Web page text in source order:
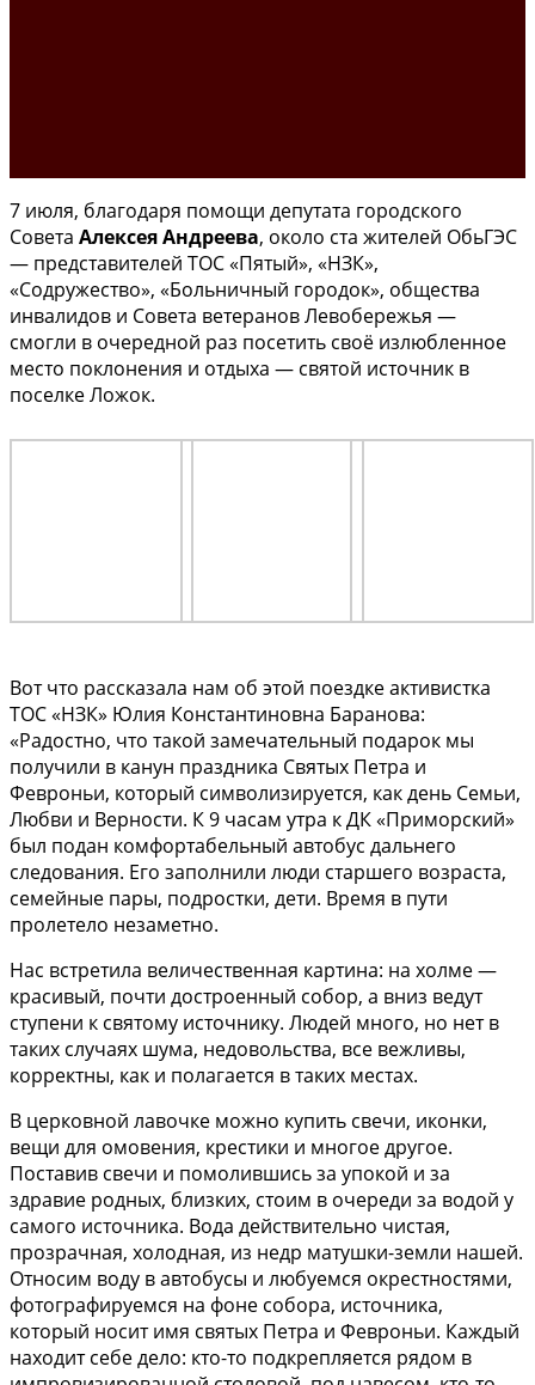
7 июля, благодаря помощи депутата городского
Совета Алексея Андреева, около ста жителей ОбьГЭС
— представителей ТОС «Пятый», «НЗК»,
«Содружество», «Больничный городок», общества
инвалидов и Совета ветеранов Левобережья —
смогли в очередной раз посетить своё излюбленное
место поклонения и отдыха — святой источник в
поселке Ложок.
Вот что рассказала нам об этой поездке активистка
ТОС «НЗК» Юлия Константиновна Баранова:
«Радостно, что такой замечательный подарок мы
получили в канун праздника Святых Петра и
Февроньи, который символизируется, как день Семьи,
Любви и Верности. К 9 часам утра к ДК «Приморский»
был подан комфортабельный автобус дальнего
следования. Его заполнили люди старшего возраста,
семейные пары, подростки, дети. Время в пути
пролетело незаметно.
Нас встретила величественная картина: на холме —
красивый, почти достроенный собор, а вниз ведут
ступени к святому источнику. Людей много, но нет в
таких случаях шума, недовольства, все вежливы,
корректны, как и полагается в таких местах.
В церковной лавочке можно купить свечи, иконки,
вещи для омовения, крестики и многое другое.
Поставив свечи и помолившись за упокой и за
здравие родных, близких, стоим в очереди за водой у
самого источника. Вода действительно чистая,
прозрачная, холодная, из недр матушки-земли нашей.
Относим воду в автобусы и любуемся окрестностями,
фотографируемся на фоне собора, источника,
который носит имя святых Петра и Февроньи. Каждый
находит себе дело: кто-то подкрепляется рядом в